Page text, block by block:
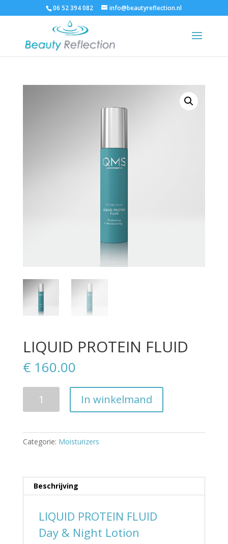
06 52 394 082 info@beautyreflection.nl
LIQUID PROTEIN FLUID
€160.00
In winkelmand
Categorie: Moisturizers
Beschrijving
LIQUID PROTEIN FLUID
Day & Night Lotion